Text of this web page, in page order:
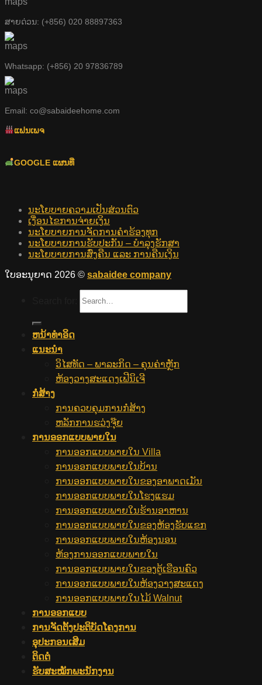
ສາຍດ່ວນ: (+856) 020 88897363
Whatsapp: (+856) 20 97836789
Email: co@sabaideehome.com
ແຟນເພຈ
GOOGLE ແຜນທີ່
ນະໂຍບາຍຄວາມເປັນສ່ວນຕົວ
ເງື່ອນໄຂການຈ່າຍເງິນ
ນະໂຍບາຍການຈັດການຄໍາຮ້ອງທຸກ
ນະໂຍບາຍການຮັບປະກັນ – ບໍາລຸງຮັກສາ
ນະໂຍບາຍການສົ່ງຄືນ ແລະ ການຄືນເງິນ
ໃບອະນຸຍາດ 2026 © sabaidee company
ຫນ້າທໍາອິດ
ແນະນຳ
ວິໄສທັດ – ພາລະກິດ – ຄຸນຄ່າຫຼັກ
ຫ້ອງວາງສະແດງເຟີນິເຈີ
ກໍ່ສ້າງ
ການຄວບຄຸມການກໍ່ສ້າງ
ຫລັກການຮວ່ງຈຸ໊ຍ
ການ​ອອກ​ແບບ​ພາຍ​ໃນ
ການ​ອອກ​ແບບ​ພາຍ​ໃນ Villa​
ການອອກແບບພາຍໃນບ້ານ
ການອອກແບບພາຍໃນຂອງອາພາດເມັນ
ການອອກແບບພາຍໃນໂຮງແຮມ
ການອອກແບບພາຍໃນຮ້ານອາຫານ
ການອອກແບບພາຍໃນຂອງຫ້ອງຮັບແຂກ
ການອອກແບບພາຍໃນຫ້ອງນອນ
ຫ້ອງການອອກແບບພາຍໃນ
ການອອກແບບພາຍໃນຂອງຕູ້ເຮືອນຄົວ
ການອອກແບບພາຍໃນຫ້ອງວາງສະແດງ
ການອອກແບບພາຍໃນໄມ້ Walnut
ການອອກແບບ
ການຈັດຕັ້ງປະຕິບັດໂຄງການ
ອຸປະກອນເສີມ
ຕິດຕໍ່
ຮັບສະໝັກພະນັກງານ